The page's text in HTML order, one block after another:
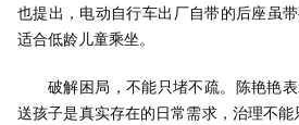
也提出，电动自行车出厂自带的后座虽
适合低龄儿童乘坐。
破解困局，不能只堵不疏。陈艳艳
送孩子是真实存在的日常需求，治理不能